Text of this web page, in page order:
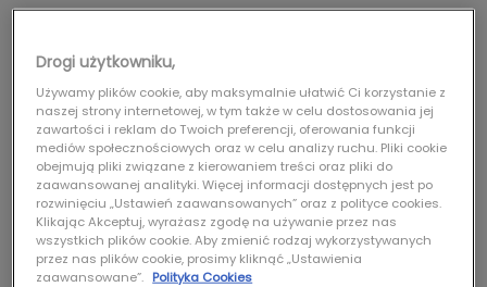
Drogi użytkowniku,
Używamy plików cookie, aby maksymalnie ułatwić Ci korzystanie z
naszej strony internetowej, w tym także w celu dostosowania jej
zawartości i reklam do Twoich preferencji, oferowania funkcji
mediów społecznościowych oraz w celu analizy ruchu. Pliki cookie
obejmują pliki związane z kierowaniem treści oraz pliki do
zaawansowanej analityki. Więcej informacji dostępnych jest po
rozwinięciu „Ustawień zaawansowanych” oraz z polityce cookies.
Klikając Akceptuj, wyrażasz zgodę na używanie przez nas
wszystkich plików cookie. Aby zmienić rodzaj wykorzystywanych
przez nas plików cookie, prosimy kliknąć „Ustawienia
zaawansowane”. Polityka Cookies